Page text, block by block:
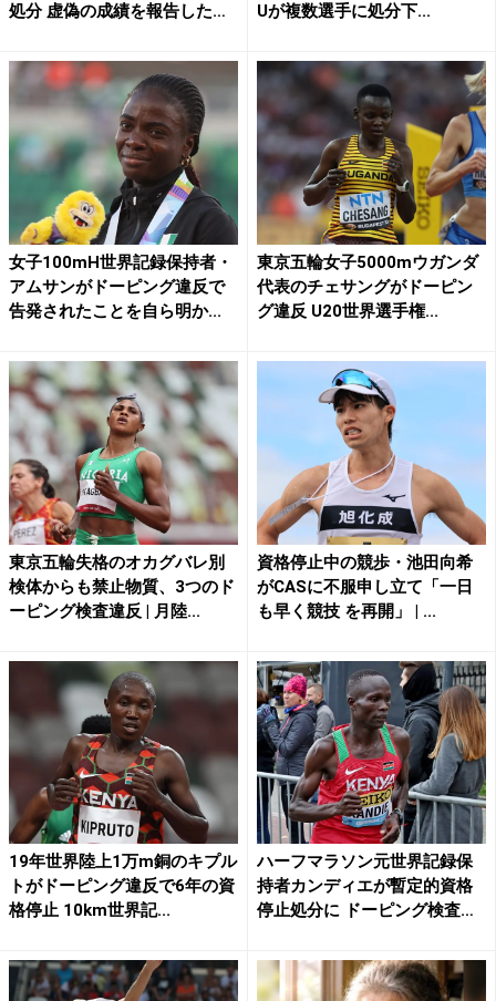
処分 虚偽の成績を報告した
Uが複数選手に処分下...
女子100mH世界記録保持者・
アムサンがドーピング違反で
告発されたことを自ら明か...
東京五輪女子5000mウガンダ
代表のチェサングがドーピン
グ違反 U20世界選手権...
東京五輪失格のオカグバレ別
検体からも禁止物質、3つのド
ーピング検査違反 | 月陸...
資格停止中の競歩・池田向希
がCASに不服申し立て「一日
も早く競技 を再開」 | ...
19年世界陸上1万m銅のキプル
トがドーピング違反で6年の資
格停止 10km世界記...
ハーフマラソン元世界記録保
持者カンディエが暫定的資格
停止処分に ドーピング検査